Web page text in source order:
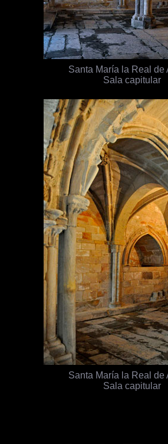
Santa María la Real de
Sala capitular
Santa María la Real de
Sala capitular